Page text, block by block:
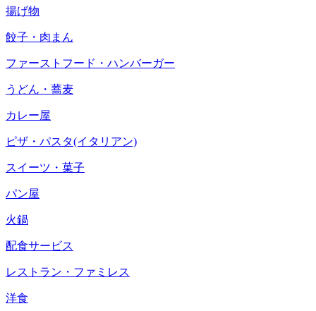
揚げ物
餃子・肉まん
ファーストフード・ハンバーガー
うどん・蕎麦
カレー屋
ピザ・パスタ(イタリアン)
スイーツ・菓子
パン屋
火鍋
配食サービス
レストラン・ファミレス
洋食